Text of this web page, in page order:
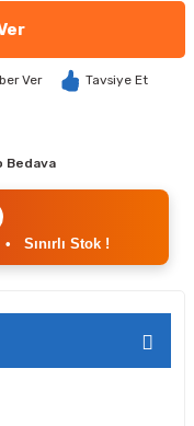
Ver Tavsiye Et
Bedava
Sınırlı Stok !